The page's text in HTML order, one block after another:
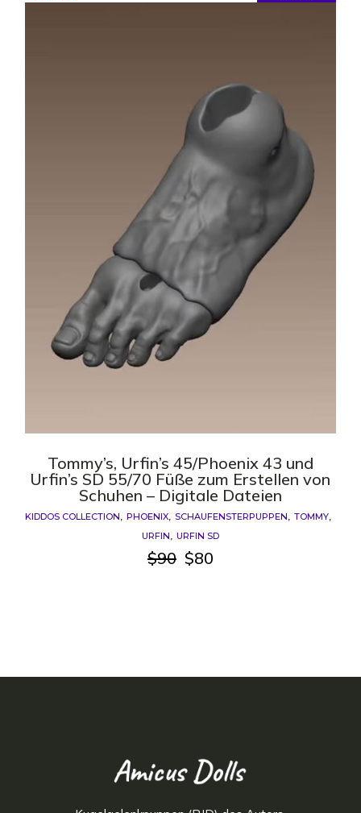
Tommy’s, Urfin’s 45/Phoenix 43 und
Urfin’s SD 55/70 Füße zum Erstellen von
Schuhen – Digitale Dateien
KIDDOS COLLECTION PHOENIX SCHAUFENSTERPUPPEN
TOMMY
URFIN
URFIN SD
$90 Ursprünglicher
$80
Aktueller